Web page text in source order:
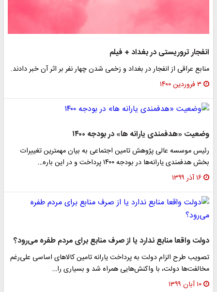
انفجار تروریستی در بغداد + فیلم
منابع عراقی از انفجار در بغداد و زخمی شدن چهار نفر بر اثر آن خبر دادند.
۳ فروردین ۱۴۰۰
وضعیت «هدفمندی یارانه ها» در بودجه ۱۴۰۰
رئیس موسسه عالی پژوهش تامین اجتماعی به بیان مهمترین تغییرات
بخش هدفمندی یارانه‌ها در بودجه ۱۴۰۰ پرداخت و در این باره…
۱۶ آذر ۱۳۹۹
دولت واقعا منابع ندارد یا از صرف منابع برای مردم طفره می‌رود؟
تصویب طرح الزام دولت به پرداخت یارانه تامین کالا‌های اساسی علی‌رغم
مخالفت‌ها دولت، با واکنش‌هایی همراه شد و بسیاری را…
۱۰ آبان ۱۳۹۹